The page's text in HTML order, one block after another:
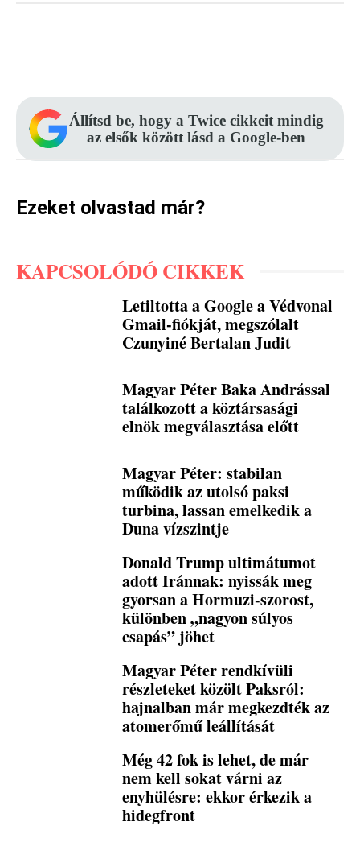
Állítsd be, hogy a Twice cikkeit mindig
az elsők között lásd a Google-ben
Ezeket olvastad már?
KAPCSOLÓDÓ CIKKEK
Letiltotta a Google a Védvonal
Gmail-fiókját, megszólalt
Czunyiné Bertalan Judit
Magyar Péter Baka Andrással
találkozott a köztársasági
elnök megválasztása előtt
Magyar Péter: stabilan
működik az utolsó paksi
turbina, lassan emelkedik a
Duna vízszintje
Donald Trump ultimátumot
adott Iránnak: nyissák meg
gyorsan a Hormuzi-szorost,
különben „nagyon súlyos
csapás” jöhet
Magyar Péter rendkívüli
részleteket közölt Paksról:
hajnalban már megkezdték az
atomerőmű leállítását
Még 42 fok is lehet, de már
nem kell sokat várni az
enyhülésre: ekkor érkezik a
hidegfront